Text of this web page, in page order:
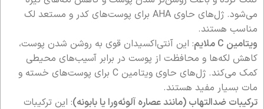
می‌شود. ژل‌های حاوی AHA برای پوست‌های کدر و مستعد لک
مناسب هستند.
ویتامین C ملایم
: این آنتی‌اکسیدان قوی به روشن شدن پوست،
کاهش لکه‌ها و محافظت از پوست در برابر آسیب‌های محیطی
کمک می‌کند. ژل‌های حاوی ویتامین C برای پوست‌های خسته و
مات بسیار مفید هستند.
ترکیبات ضدالتهاب (مانند عصاره آلوئه‌ورا یا بابونه): این ترکیبات